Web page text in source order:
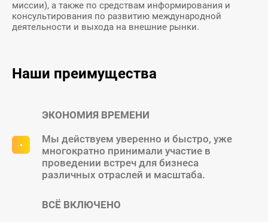
миссии), а также по средствам информирования и
консультирования по развитию международной
деятельности и выхода на внешние рынки.
Наши преимущества
ЭКОНОМИЯ ВРЕМЕНИ
Мы действуем уверенно и быстро, уже
многократно принимали участие в
проведении встреч для бизнеса
различных отраслей и масштаба.
ВСЁ ВКЛЮЧЕНО